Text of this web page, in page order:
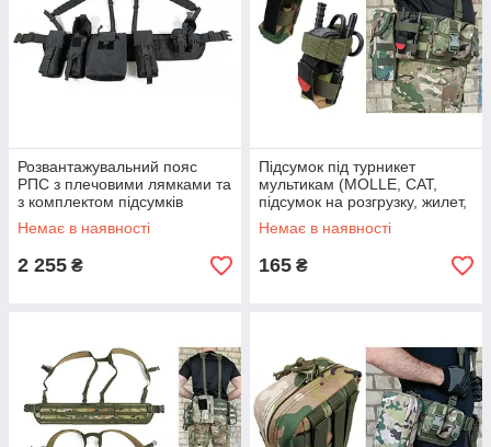
Розвантажувальний пояс
РПС з плечовими лямками та
з комплектом підсумків
чорний
Немає в наявності
2 255 ₴
Підсумок під турникет
мультикам (MOLLE, CAT,
підсумок на розгрузку, жилет,
РПС)
Немає в наявності
165 ₴